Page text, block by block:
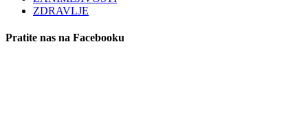
ZDRAVLJE
Pratite nas na Facebooku